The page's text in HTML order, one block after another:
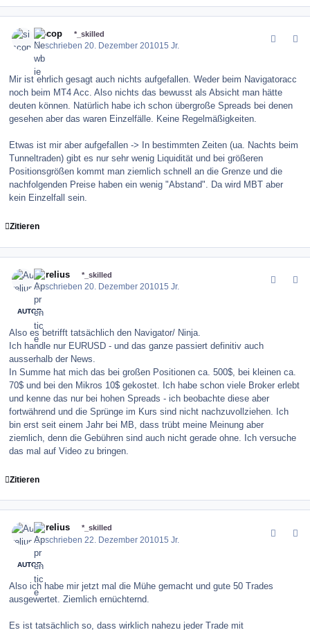
siscop *_skilled
Geschrieben20. Dezember 201015 Jr.
Mir ist ehrlich gesagt auch nichts aufgefallen. Weder beim Navigatoracc
noch beim MT4 Acc. Also nichts das bewusst als Absicht man hätte
deuten können. Natürlich habe ich schon übergroße Spreads bei denen
gesehen aber das waren Einzelfälle. Keine Regelmäßigkeiten.
Etwas ist mir aber aufgefallen -> In bestimmten Zeiten (ua. Nachts beim
Tunneltraden) gibt es nur sehr wenig Liquidität und bei größeren
Positionsgrößen kommt man ziemlich schnell an die Grenze und die
nachfolgenden Preise haben ein wenig "Abstand". Da wird MBT aber
kein Einzelfall sein.
Zitieren
Aurelius *_skilled
Geschrieben20. Dezember 201015 Jr.
AUTOR
Also es betrifft tatsächlich den Navigator/ Ninja.
Ich handle nur EURUSD - und das ganze passiert definitiv auch
ausserhalb der News.
In Summe hat mich das bei großen Positionen ca. 500$, bei kleinen ca.
70$ und bei den Mikros 10$ gekostet. Ich habe schon viele Broker erlebt
und kenne das nur bei hohen Spreads - ich beobachte diese aber
fortwährend und die Sprünge im Kurs sind nicht nachzuvollziehen. Ich
bin erst seit einem Jahr bei MB, dass trübt meine Meinung aber
ziemlich, denn die Gebühren sind auch nicht gerade ohne. Ich versuche
das mal auf Video zu bringen.
Zitieren
Aurelius *_skilled
Geschrieben22. Dezember 201015 Jr.
AUTOR
Also ich habe mir jetzt mal die Mühe gemacht und gute 50 Trades
ausgewertet. Ziemlich ernüchternd.
Es ist tatsächlich so, dass wirklich nahezu jeder Trade mit